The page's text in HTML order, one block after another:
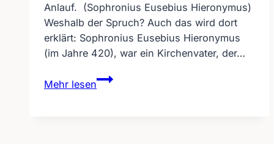
Anlauf. (Sophronius Eusebius Hieronymus)
Weshalb der Spruch? Auch das wird dort
erklärt: Sophronius Eusebius Hieronymus
(im Jahre 420), war ein Kirchenvater, der…
Mehr lesen
Notruf
für